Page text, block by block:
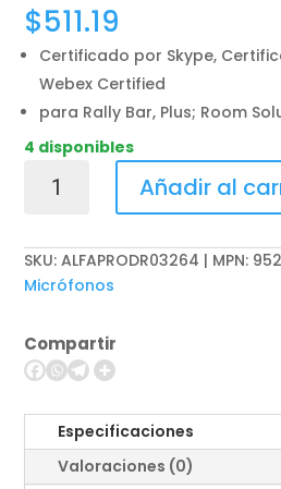
$511.19
Certificado por Skype,
Webex Certified
para Rally Bar, Plus; Room
4 disponibles
Rally
Pod
-
Micrófono
blanco
cantidad
Añadir al
SKU:ALFAPRODR03264 | MPN:
Micrófonos
Compartir
Especificaciones
Valoraciones (0)